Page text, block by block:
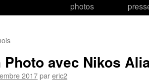
photos
avec Nikos
2017pareric2